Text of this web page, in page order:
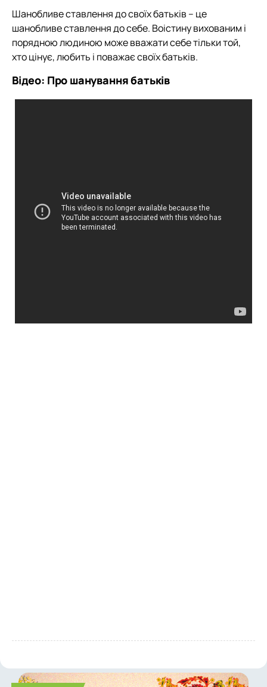
Шанобливе ставлення до своїх батьків – це
шанобливе ставлення до себе. Воістину вихованим і
порядною людиною може вважати себе тільки той,
хто цінує, любить і поважає своїх батьків.
Відео: Про шанування батьків